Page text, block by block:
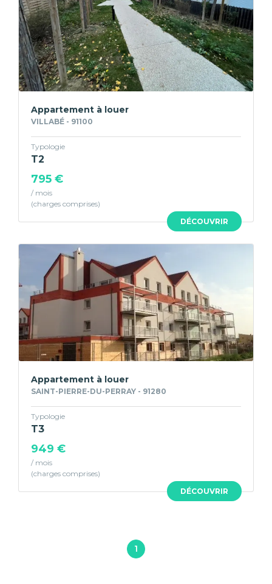
DÉCOUVRIR
Appartement à louer
VILLABÉ - 91100
Typologie
T2
795 €
/ mois
DÉCOUVRIR
Appartement à louer
SAINT-PIERRE-DU-PERRAY - 91280
Typologie
T3
949 €
/ mois
1